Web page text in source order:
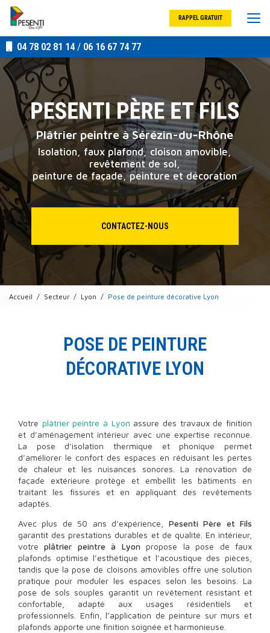
Aller
contenu
principal
04 78 02 81 14/ 06 16 67 74 77
RAPPEL GRATUIT
Plâtrier peintre à Sérézin-du-Rhône
Isolation, faux plafond, cloison amovible,
revêtement de sol,
peinture de façade, peinture et décoration
CONTACTEZ-NOUS
Accueil Secteur Lyon Pose de peinture décorative Lyon
POSE DE PEINTURE
DÉCORATIVE LYON
Votre plâtrier peintre à Lyon assure des travaux de finition
et d’aménagement intérieur avec une expertise reconnue.
La pose d’isolation thermique et phonique permet
d’améliorer le confort des espaces en réduisant les pertes
de chaleur et les nuisances sonores. La rénovation de
façade extérieure protège et embellit les bâtiments en
traitant les fissures et en appliquant des revêtements
adaptés.
Avec plus de 50 ans d’expérience, Pesenti Père et Fils
garantit des prestations durables et de qualité. En intérieur,
votreplâtrier peintre à Lyonpropose la pose de faux
plafonds optimise l’esthétique et l’acoustique des pièces,
tandis que la pose de cloisons amovibles offre une solution
pratique pour moduler les espaces selon les besoins. La
pose de sols souples garantit un revêtement résistant et
confortable, adapté aux usages résidentiels et
professionnels. Enfin, l’application de peinture sur murs et
plafonds apporte une finition soignée et harmonieuse.